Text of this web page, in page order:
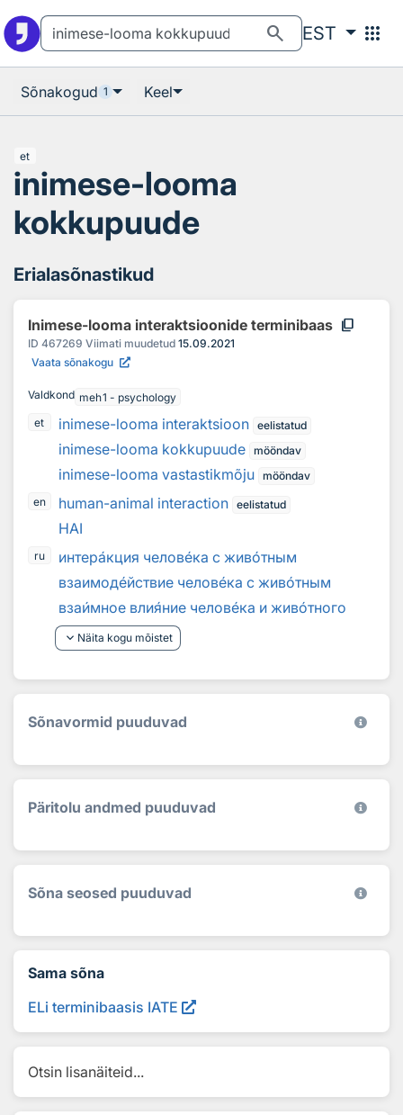
search EST apps
Sõnakogud 1 Keel
et
inimese-looma
kokkupuude
Erialasõnastikud
Inimese-looma interaktsioonide terminibaas content_copy
ID 467269 Viimati muudetud 15.09.2021
Vaata sõnakogu
Valdkond meh1 - psychology
et
inimese-looma interaktsioon eelistatud
inimese-looma kokkupuude mööndav
inimese-looma vastastikmõju mööndav
en
human-animal interaction eelistatud
HAI
ru интеракция человека с животным
взаимодействие человека с животным
взаимное влияние человека и животного
keyboard_arrow_down Näita kogu mõistet
Sõnavormid puuduvad
Päritolu andmed puuduvad
Sõna seosed puuduvad
Sama sõna
ELi terminibaasis IATE
Otsin lisanäiteid...